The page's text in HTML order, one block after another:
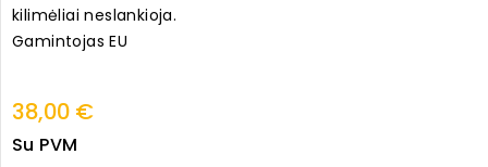
kilimėliai neslankioja.
Gamintojas EU
38,00 €
Su PVM